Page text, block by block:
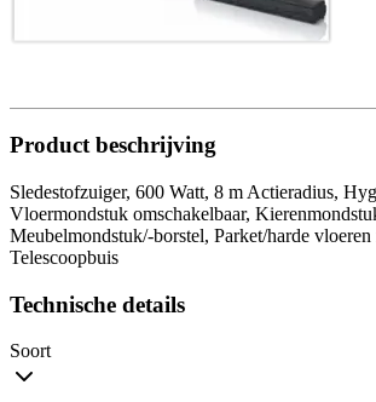
Product beschrijving
Sledestofzuiger, 600 Watt, 8 m Actieradius,
Vloermondstuk omschakelbaar,
Meubelmondstuk/-borstel, Parket/harde
Telescoopbuis
Technische details
Soort